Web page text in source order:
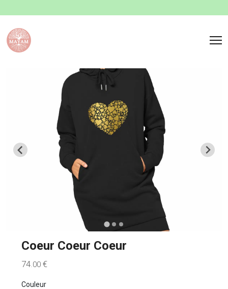
Coeur Coeur Coeur
74.00 €
Couleur